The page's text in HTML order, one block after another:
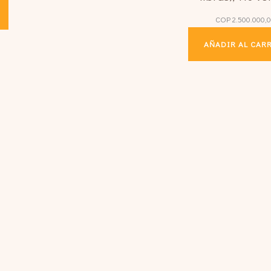
COP
AÑADIR AL